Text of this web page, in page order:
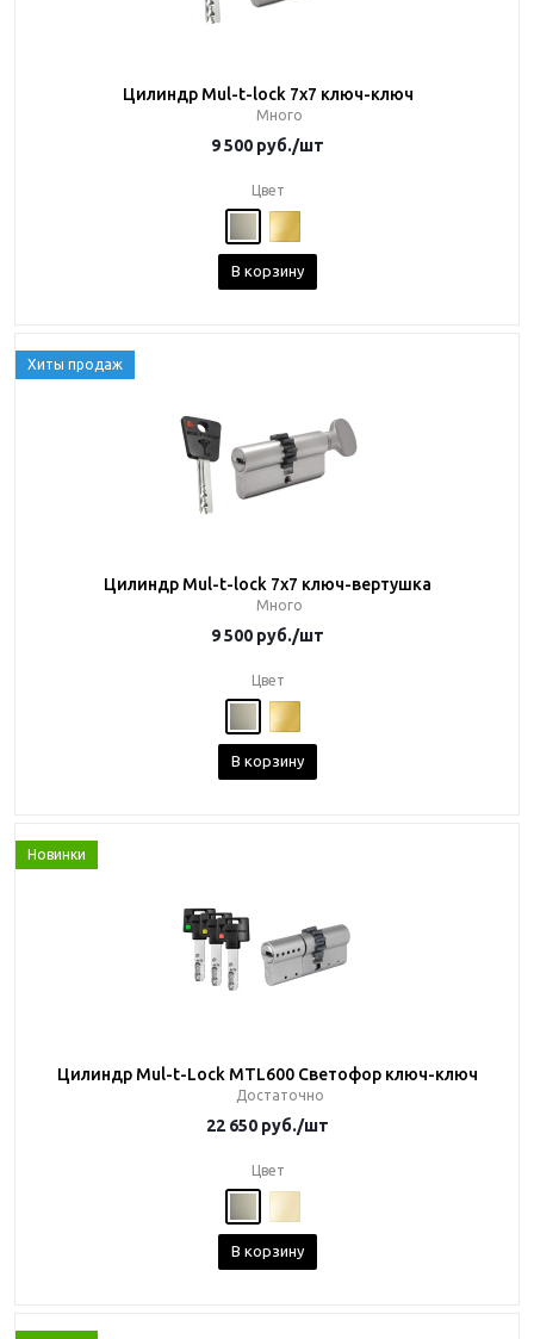
Цилиндр Mul-t-lock 7x7 ключ-ключ
Много
9 500 руб./шт
Цвет
В корзину
Хиты продаж
Цилиндр Mul-t-lock 7x7 ключ-вертушка
Много
9 500 руб./шт
Цвет
В корзину
Новинки
Цилиндр Mul-t-Lock MTL600 Светофор ключ-ключ
Достаточно
22 650 руб./шт
Цвет
В корзину